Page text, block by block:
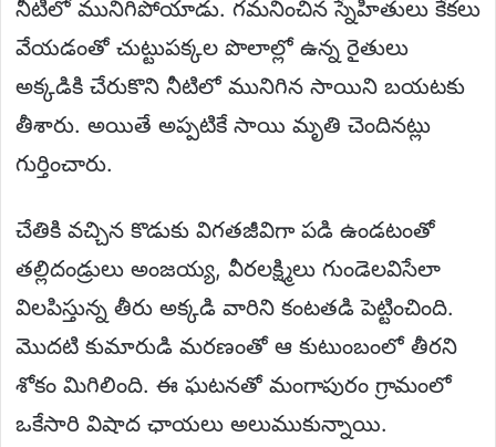
నీటిలో మునిగిపోయాడు. గమనించిన స్నేహితులు కేకలు
వేయడంతో చుట్టుపక్కల పొలాల్లో ఉన్న రైతులు
అక్కడికి చేరుకొని నీటిలో మునిగిన సాయిని బయటకు
తీశారు. అయితే అప్పటికే సాయి మృతి చెందినట్లు
గుర్తించారు.
చేతికి వచ్చిన కొడుకు విగతజీవిగా పడి ఉండటంతో
తల్లిదండ్రులు అంజయ్య, వీరలక్ష్మిలు గుండెలవిసేలా
విలపిస్తున్న తీరు అక్కడి వారిని కంటతడి పెట్టించింది.
మొదటి కుమారుడి మరణంతో ఆ కుటుంబంలో తీరని
శోకం మిగిలింది. ఈ ఘటనతో మంగాపురం గ్రామంలో
ఒకేసారి విషాద ఛాయలు అలుముకున్నాయి.